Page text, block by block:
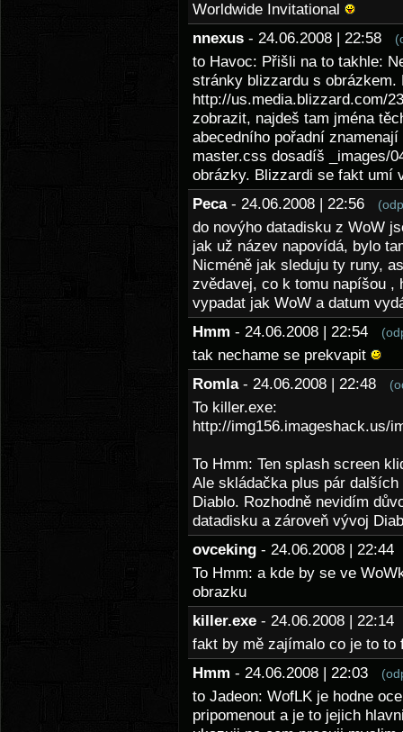
Worldwide Invitational
nnexus - 24.06.2008 | 22:58
to Havoc: Přišli na to takhle:
stránky blizzardu s obrázkem.
http://us.media.blizzard.com/
zobrazit, najdeš tam jména
abecedního pořadní
master.css dosadíš _images/
obrázky. Blizzardi se fakt umí
Peca - 24.06.2008 | 22:56
do novýho datadisku z WoW
jak už název napovídá, bylo
Nicméně jak sleduju ty runy,
zvědavej, co k tomu napíšou ,
vypadat jak WoW a datum
Hmm - 24.06.2008 | 22:54
tak nechame se prekvapit
Romla - 24.06.2008 | 22:48
To killer.exe:
http://img156.imageshack.us/
To Hmm: Ten splash screen
Ale skládačka plus pár
Diablo. Rozhodně nevidím
datadisku a zároveň vývoj
ovceking - 24.06.2008 |
To Hmm: a kde by se ve
obrazku
killer.exe - 24.06.2008 |
fakt by mě zajímalo co je to to
Hmm - 24.06.2008 | 22:03
to Jadeon: WofLK je hodne
pripomenout a je to jejich